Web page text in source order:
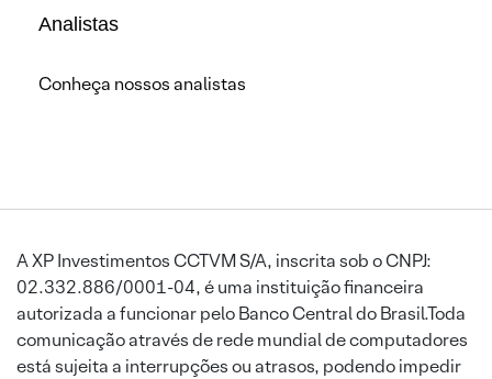
Analistas
Conheça nossos analistas
A XP Investimentos CCTVM S/A, inscrita sob o CNPJ:
02.332.886/0001-04, é uma instituição financeira
autorizada a funcionar pelo Banco Central do Brasil.Toda
comunicação através de rede mundial de computadores
está sujeita a interrupções ou atrasos, podendo impedir